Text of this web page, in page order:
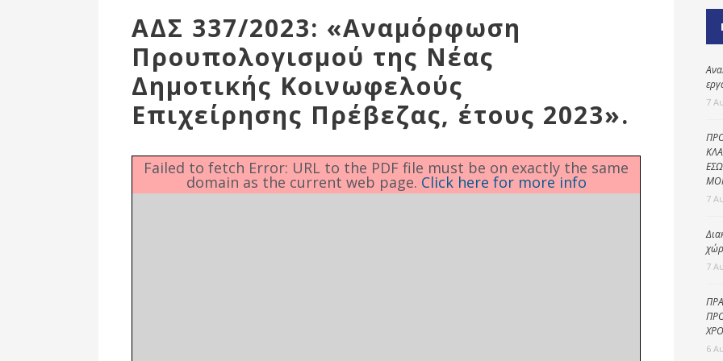
Δημοτικές
Ενότητες
Παιδικοί σταθμοί
προστασία
ΑΔΣ 337/2023: «Αναμόρφωση
Προυπολογισμού της Νέας
Δημοτικής Κοινωφελούς
Επιχείρησης Πρέβεζας, έτους 2023».
Failed to fetch Error: URL to the PDF file must be on exactly the same
domain as the current web page. Click here for more info
7
7
7
6